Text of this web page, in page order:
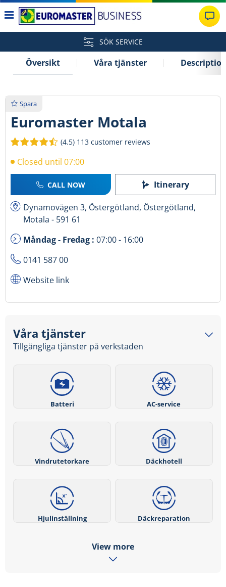
SÖK SERVICE
Översikt Våra tjänster
Spara
Euromaster Motala
(4.5) 113 customer reviews
Closed until 07:00
CALL NOW Itinerary
Dynamovägen 3, Östergötland, Östergötland,
Motala - 591 61
Måndag - Fredag : 07:00 - 16:00
0141 587 00
Website link
Våra tjänster
Tillgängliga tjänster på verkstaden
Batteri AC-service
Vindrutetorkare Däckhotell
Hjulinställning Däckreparation
View more